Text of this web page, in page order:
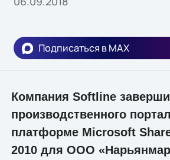
Подписаться в MAX
Компания Softline
производственного
платформе Microsoft
2010 для ООО